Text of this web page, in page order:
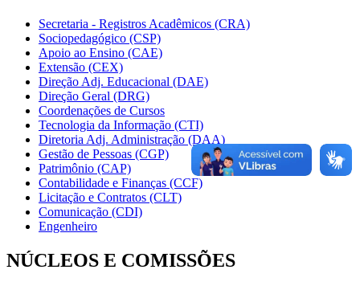
Secretaria - Registros Acadêmicos (CRA)
Sociopedagógico (CSP)
Apoio ao Ensino (CAE)
Extensão (CEX)
Direção Adj. Educacional (DAE)
Direção Geral (DRG)
Coordenações de Cursos
Tecnologia da Informação (CTI)
Diretoria Adj. Administração (DAA)
Gestão de Pessoas (CGP)
Patrimônio (CAP)
Contabilidade e Finanças (CCF)
Licitação e Contratos (CLT)
Comunicação (CDI)
Engenheiro
NÚCLEOS E COMISSÕES